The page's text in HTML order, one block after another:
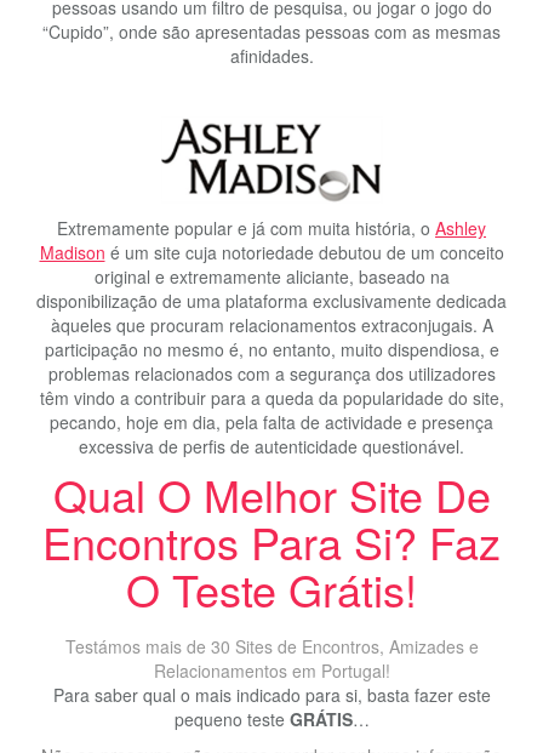
pessoas usando um filtro de pesquisa, ou jogar o jogo do
“Cupido”, onde são apresentadas pessoas com as mesmas
afinidades.
Extremamente popular e já com muita história, o Ashley
Madison é um site cuja notoriedade debutou de um conceito
original e extremamente aliciante, baseado na
disponibilização de uma plataforma exclusivamente dedicada
àqueles que procuram relacionamentos extraconjugais. A
participação no mesmo é, no entanto, muito dispendiosa, e
problemas relacionados com a segurança dos utilizadores
têm vindo a contribuir para a queda da popularidade do site,
pecando, hoje em dia, pela falta de actividade e presença
excessiva de perfis de autenticidade questionável.
Qual O Melhor Site De
Encontros Para Si? Faz
O Teste Grátis!
Testámos mais de 30 Sites de Encontros, Amizades e
Relacionamentos em Portugal!
Para saber qual o mais indicado para si, basta fazer este
pequeno teste GRÁTIS…